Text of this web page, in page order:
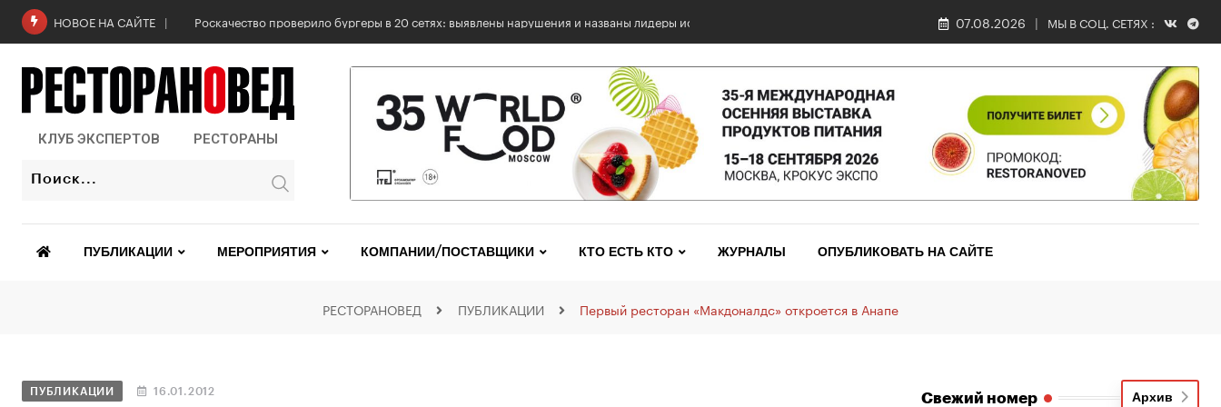
НОВОЕ НА САЙТЕ Роскачество проверило бургеры в 20 сетях: выявлены нарушения и названы лидеры исследования 07.08.2026 МЫ В СОЦ. СЕТЯХ :
КЛУБ ЭКСПЕРТОВ РЕСТОРАНЫ
ПУБЛИКАЦИИ МЕРОПРИЯТИЯ КОМПАНИИ/ПОСТАВЩИКИ КТО ЕСТЬ КТО ЖУРНАЛЫ ОПУБЛИКОВАТЬ НА САЙТЕ
РЕСТОРАНОВЕД ПУБЛИКАЦИИ Первый ресторан «Макдоналдс» откроется в Анапе
ПУБЛИКАЦИИ 16.01.2012 Свежий номер Архив